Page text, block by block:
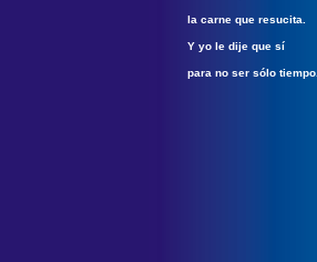
la carne que resucita.
Y yo le dije que sí
para no ser sólo tiempo.